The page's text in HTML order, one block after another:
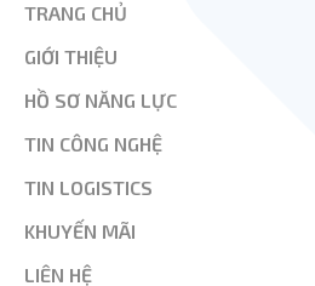
TRANG CHỦ
GIỚI THIỆU
HỒ SƠ NĂNG LỰC
TIN CÔNG NGHỆ
TIN LOGISTICS
KHUYẾN MÃI
LIÊN HỆ